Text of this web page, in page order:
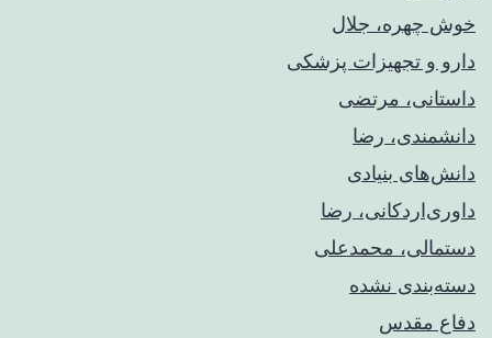
خوش چهره، جلال
دارو و تجهیزات پزشکی
داستانی، مرتضی
دانشمندی، رضا
دانش‌های بنیادی
داوری‌اردکانی، رضا
دستمالی، محمدعلی
دسته‌بندی نشده
دفاع مقدس